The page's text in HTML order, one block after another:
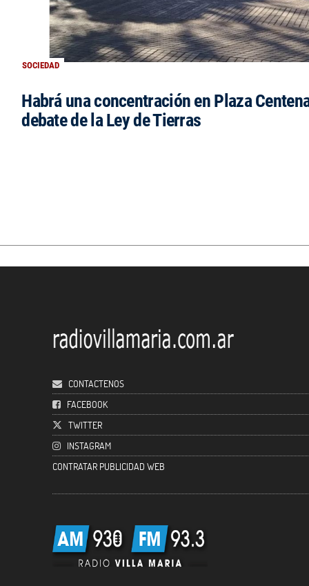
SOCIEDAD
Habrá una concentración en Plaza
debate de la Ley de Tierras
CONTACTENOS
FACEBOOK
TWITTER
INSTAGRAM
CONTRATAR PUBLICIDAD WEB